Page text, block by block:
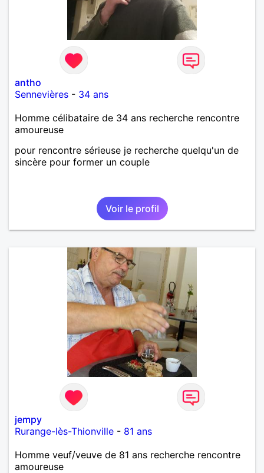
antho
Sennevières - 34 ans
Homme célibataire de 34 ans recherche rencontre
amoureuse
pour rencontre sérieuse je recherche quelqu'un de
sincère pour former un couple
Voir le profil
jempy
Rurange-lès-Thionville - 81 ans
Homme veuf/veuve de 81 ans recherche rencontre
amoureuse